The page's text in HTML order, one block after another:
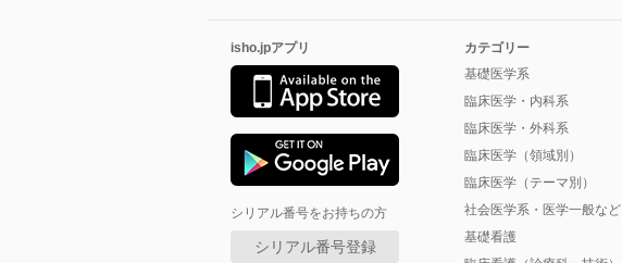
isho.jpアプリ
シリアル番号をお持ちの方
シリアル番号登録
カテゴリー
基礎医学系
臨床医学・内科系
臨床医学・外科系
臨床医学（領域別）
臨床医学（テーマ別）
社会医学系・医学一般など
基礎看護